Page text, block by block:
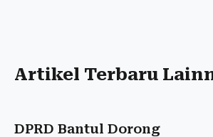
Artikel Terbaru
DPRD Bantul Dorong